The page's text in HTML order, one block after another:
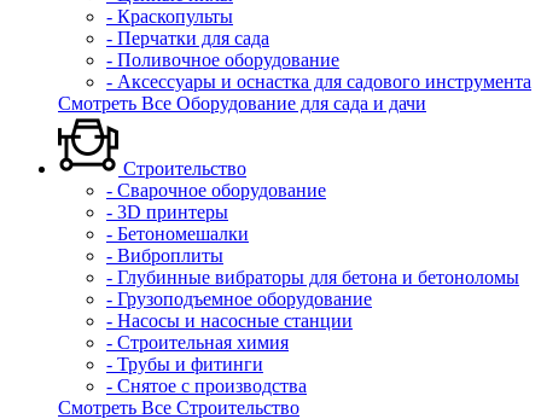
- Краскопульты
- Перчатки для сада
- Поливочное оборудование
- Аксессуары и оснастка для садового инструмента
Смотреть Все Оборудование для сада и дачи
Строительство
- Сварочное оборудование
- 3D принтеры
- Бетономешалки
- Виброплиты
- Глубинные вибраторы для бетона и бетоноломы
- Грузоподъемное оборудование
- Насосы и насосные станции
- Строительная химия
- Трубы и фитинги
- Снятое с производства
Смотреть Все Строительство